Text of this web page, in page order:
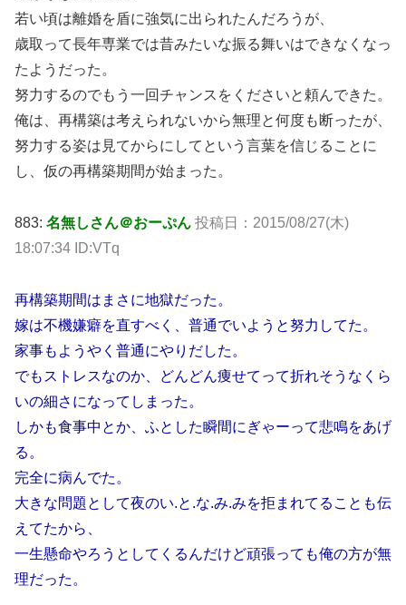
若い頃は離婚を盾に強気に出られたんだろうが、
歳取って長年専業では昔みたいな振る舞いはできなくなっ
たようだった。
努力するのでもう一回チャンスをくださいと頼んできた。
俺は、再構築は考えられないから無理と何度も断ったが、
努力する姿は見てからにしてという言葉を信じることに
し、仮の再構築期間が始まった。
883: 名無しさん＠おーぷん 投稿日：2015/08/27(木)
18:07:34 ID:VTq
再構築期間はまさに地獄だった。
嫁は不機嫌癖を直すべく、普通でいようと努力してた。
家事もようやく普通にやりだした。
でもストレスなのか、どんどん痩せてって折れそうなくら
いの細さになってしまった。
しかも食事中とか、ふとした瞬間にぎゃーって悲鳴をあげ
る。
完全に病んでた。
大きな問題として夜のい.と.な.み.みを拒まれてることも伝
えてたから、
一生懸命やろうとしてくるんだけど頑張っても俺の方が無
理だった。